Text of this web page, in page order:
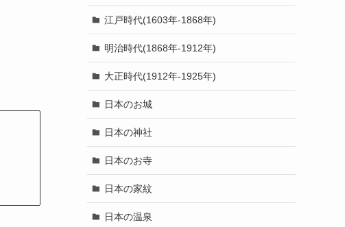
江戸時代(1603年-1868年)
明治時代(1868年-1912年)
大正時代(1912年-1925年)
日本のお城
日本の神社
日本のお寺
日本の家紋
日本の温泉